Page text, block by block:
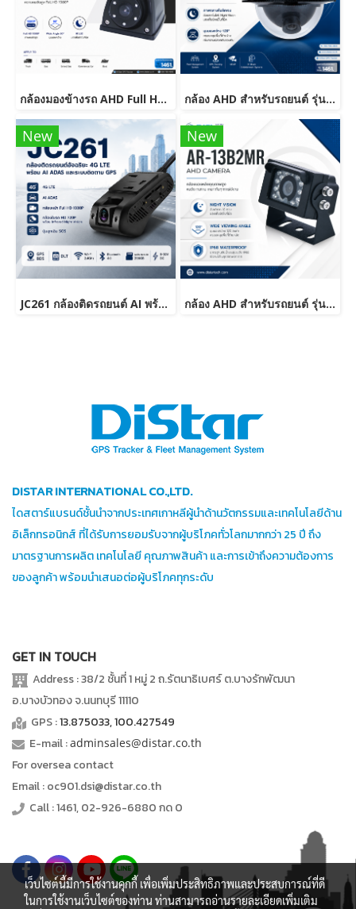
กล้องมองข้างรถ AHD Full HD 1080P พร้อมอินฟราเรด รุ่น AH-1080P-IR กล้อง AHD สำหรับรถยนต์ รุ่น AH-13E ความละเอียด 720P
New
JC261 กล้องติดรถยนต์ AI พร้อม GPS 4G LTE กล้องหน้า-ในรถ ระบบ ADAS และติดตามรถแบบเรียลไทม์
New
กล้อง AHD สำหรับรถยนต์ รุ่น AR-13B2MR ความละเอียด HD 720P
DISTAR INTERNATIONAL CO.,LTD.
ไดสตาร์แบรนด์ชั้นนำจากประเทศเกาหลีผู้นำด้านวัตกรรมและเทคโนโลยีด้าน
อิเล็กทรอนิกส์ ที่ได้รับการยอมรับจากผู้บริโภคทั่วโลกมากกว่า 25 ปี ถึง
มาตรฐานการผลิต เทคโนโลยี คุณภาพสินค้า และการเข้าถึงความต้องการ
ของลูกค้า พร้อมนำเสนอต่อผู้บริโภคทุกระดับ
GET IN TOUCH
Address : 38/2 ชั้นที่ 1 หมู่ 2 ถ.รัตนาธิเบศร์ ต.บางรักพัฒนา
อ.บางบัวทอง จ.นนทบุรี 11110
GPS :13.875033, 100.427549
E-mail :adminsales@distar.co.th
For oversea contact
Email : oc901.dsi@distar.co.th
Call : 1461, 02-926-6880 กด 0
เว็บไซต์นี้มีการใช้งานคุกกี้ เพื่อเพิ่มประสิทธิภาพและประสบการณ์ที่ดี
ในการใช้งานเว็บไซต์ของท่าน ท่านสามารถอ่านรายละเอียดเพิ่มเติม